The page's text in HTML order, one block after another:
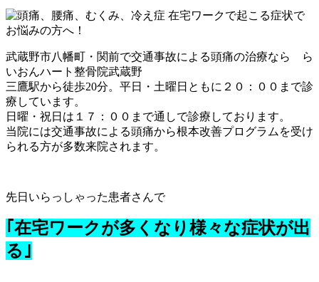
武蔵野市八幡町・関前で交通事故による頭痛の治療なら ら
いおんハート整骨院武蔵野
三鷹駅から徒歩20分。平日・土曜日ともに２０：００まで診
療しています。
日曜・祝日は１７：００まで通しで診療しております。
当院には交通事故による頭痛から根本改善プログラムを受け
られる方が多数来院されます。
先日いらっしゃった患者さんで
｢在宅ワークが多くなり様々な症状が出
る｣